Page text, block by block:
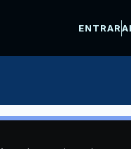
ENTRAR